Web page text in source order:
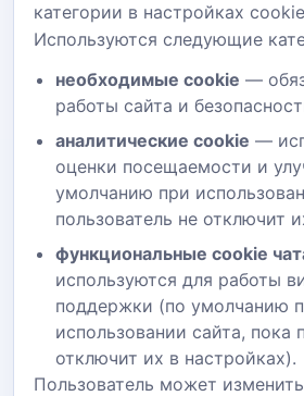
категории в настройках
Используются следующие
необходимые cookie —
работы сайта и
аналитические cookie —
оценки посещаемости и
умолчанию при
пользователь не отключит
функциональные cookie
используются для работы
поддержки (по умолчанию
использовании сайта, пока
отключит их в настройках).
Пользователь может